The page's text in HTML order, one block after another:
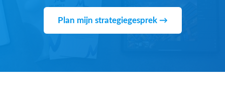
Plan mijn strategiegesprek →